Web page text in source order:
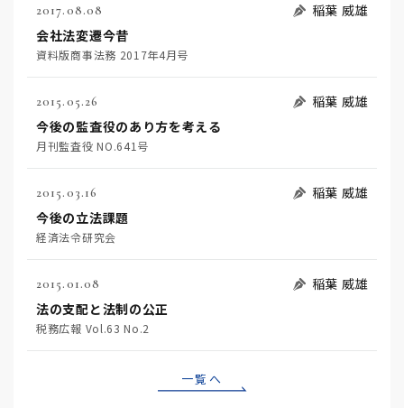
2017.08.08
稲葉 威雄
会社法変遷今昔
資料版商事法務 2017年4月号
2015.05.26
稲葉 威雄
今後の監査役のあり方を考える
月刊監査役 NO.641号
2015.03.16
稲葉 威雄
今後の立法課題
経済法令研究会
2015.01.08
稲葉 威雄
法の支配と法制の公正
税務広報 Vol.63 No.2
一覧へ